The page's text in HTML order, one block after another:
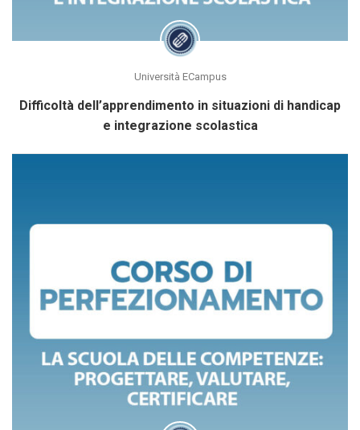
Università ECampus
Difficoltà dell’apprendimento in situazioni di handicap
e integrazione scolastica